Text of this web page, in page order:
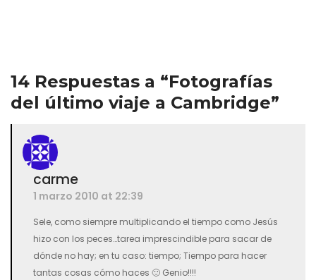
14 Respuestas a “Fotografías
del último viaje a Cambridge”
carme
1 marzo 2010 at 22:39
Sele, como siempre multiplicando el tiempo como Jesús
hizo con los peces…tarea imprescindible para sacar de
dónde no hay; en tu caso: tiempo; Tiempo para hacer
tantas cosas cómo haces 🙂 Genio!!!!